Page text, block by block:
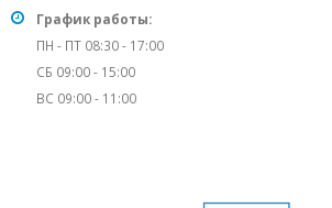
График работы:
ПН - ПТ 08:30 - 17:00
СБ 09:00 - 15:00
ВС 09:00 - 11:00